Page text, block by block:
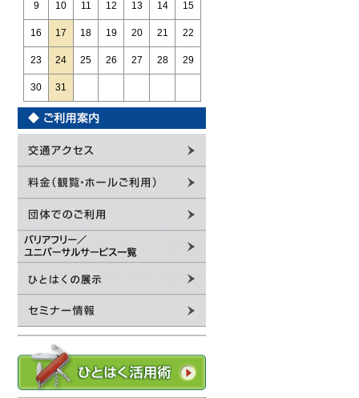
9 10 11 12 13 14 15
16 17 18 19 20 21 22
23 24 25 26 27 28 29
30 31